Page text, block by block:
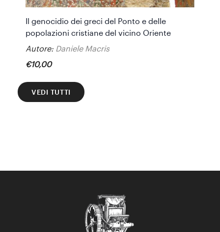
Il genocidio dei greci del Ponto e delle
popolazioni cristiane del vicino Oriente
Autore: Daniele Macris
€10,00
VEDI TUTTI